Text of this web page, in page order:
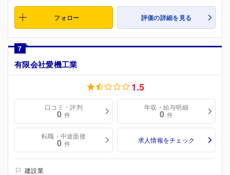
フォロー 評価の詳細を見る
7
有限会社愛機工業
1.5
口コミ・評判
0 件
年収・給与明細
0 件
転職・中途面接
0 件 求人情報をチェック
建設業